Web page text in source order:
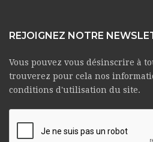
REJOIGNEZ NOTRE
Vous pouvez vous désinscrire à
trouverez pour cela nos
conditions d'utilisation du site.